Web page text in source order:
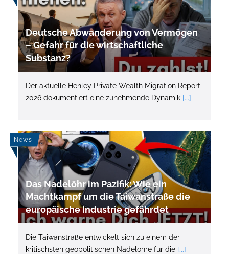
Deutsche Abwanderung von Vermögen
– Gefahr für die wirtschaftliche
Substanz?
Der aktuelle Henley Private Wealth Migration Report
2026 dokumentiert eine zunehmende Dynamik [...]
News
Das Nadelöhr im Pazifik: Wie ein
Machtkampf um die Taiwanstraße die
europäische Industrie gefährdet
Die Taiwanstraße entwickelt sich zu einem der
kritischsten geopolitischen Nadelöhre für die [...]